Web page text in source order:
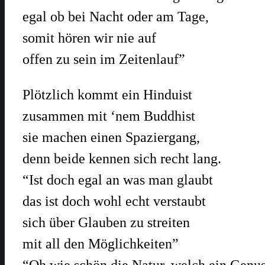
egal ob bei Nacht oder am Tage,
somit hören wir nie auf
offen zu sein im Zeitenlauf”
Plötzlich kommt ein Hinduist
zusammen mit ‘nem Buddhist
sie machen einen Spaziergang,
denn beide kennen sich recht lang.
“Ist doch egal an was man glaubt
das ist doch wohl echt verstaubt
sich über Glauben zu streiten
mit all den Möglichkeiten”